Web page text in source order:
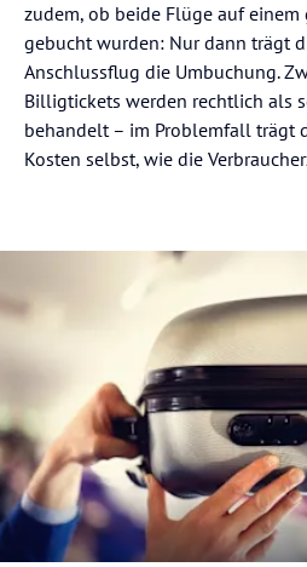
zudem, ob beide Flüge auf
gebucht wurden: Nur dann trägt
Anschlussflug die Umbuchung.
Billigtickets werden rechtlich als
behandelt – im Problemfall trägt
Kosten selbst, wie die